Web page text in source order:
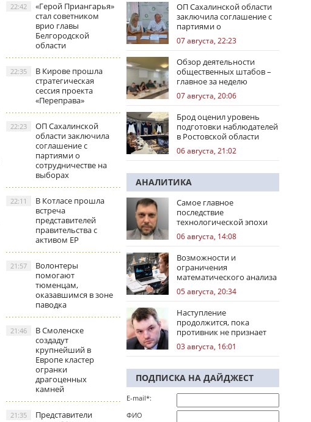
«Герой Приангарья»
стал советником
врио главы
Белгородской
области
22:42
В Кирове прошла
стратегическая
сессия проекта
«Переправа»
22:35
ОП Сахалинской
области заключила
соглашение с
партиями о
сотрудничестве на
выборах
22:23
В Котласе прошла
встреча
представителей
правительства с
активом ЕР
22:11
Волонтеры
помогают
тюменцам,
оказавшимся в зоне
паводка
21:57
В Смоленске
создадут
крупнейший в
Европе кластер
огранки
драгоценных
камней
21:46
Представители
21:35
ОП Сахалинской области
заключила соглашение с
партиями о
сотрудничестве на
выборах
07 августа, 22:23
Обзор деятельности
общественных штабов –
главное за неделю
07 августа, 20:06
Брод оценил уровень
подготовки наблюдателей
в Ростовской области
06 августа, 21:02
АНАЛИТИКА
Самое главное
последствие
технологической эпохи
06 августа, 14:08
Возможности и
ограничения
математического анализа
избирательных кампаний
05 августа, 20:34
Наступление
продолжится, пока
противник не признает
стратегическое
поражение
03 августа, 16:01
ПОДПИСКА НА ДАЙДЖЕСТ
E-mail*:
ФИО